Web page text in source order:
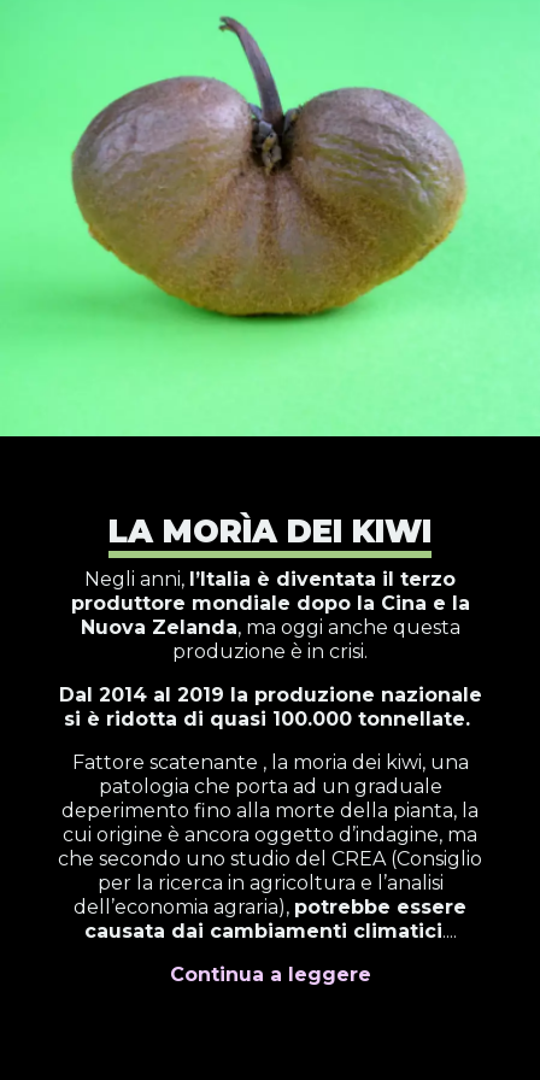
LA MORÌA DEI KIWI
Negli anni, l’Italia è diventata il terzo
produttore mondiale dopo la Cina e la
Nuova Zelanda, ma oggi anche questa
produzione è in crisi.
Dal 2014 al 2019 la produzione nazionale
si è ridotta di quasi 100.000 tonnellate.
Fattore scatenante , la moria dei kiwi, una
patologia che porta ad un graduale
deperimento fino alla morte della pianta, la
cui origine è ancora oggetto d’indagine, ma
che secondo uno studio del CREA (Consiglio
per la ricerca in agricoltura e l’analisi
dell’economia agraria), potrebbe essere
causata dai cambiamenti climatici....
Continua a leggere